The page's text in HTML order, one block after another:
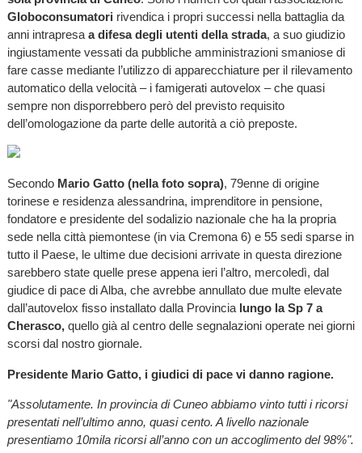
Globoconsumatori rivendica i propri successi nella battaglia da
anni intrapresa a difesa degli utenti della strada, a suo giudizio
ingiustamente vessati da pubbliche amministrazioni smaniose di
fare casse mediante l’utilizzo di apparecchiature per il rilevamento
automatico della velocità – i famigerati autovelox – che quasi
sempre non disporrebbero però del previsto requisito
dell’omologazione da parte delle autorità a ciò preposte.
Secondo Mario Gatto (nella foto sopra), 79enne di origine
torinese e residenza alessandrina, imprenditore in pensione,
fondatore e presidente del sodalizio nazionale che ha la propria
sede nella città piemontese (in via Cremona 6) e 55 sedi sparse in
tutto il Paese, le ultime due decisioni arrivate in questa direzione
sarebbero state quelle prese appena ieri l’altro, mercoledì, dal
giudice di pace di Alba, che avrebbe annullato due multe elevate
dall’autovelox fisso installato dalla Provincia lungo la Sp 7 a
Cherasco, quello già al centro delle segnalazioni operate nei giorni
scorsi dal nostro giornale.
Presidente Mario Gatto, i giudici di pace vi danno ragione.
"Assolutamente. In provincia di Cuneo abbiamo vinto tutti i ricorsi
presentati nell’ultimo anno, quasi cento. A livello nazionale
presentiamo 10mila ricorsi all’anno con un accoglimento del 98%".